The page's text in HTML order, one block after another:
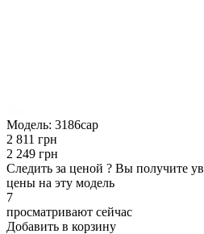
Модель: 3186cap
2 811 грн
2 249 грн
Следить за ценой ? Вы получите
цены на эту модель
7
просматривают сейчас
Добавить в корзину